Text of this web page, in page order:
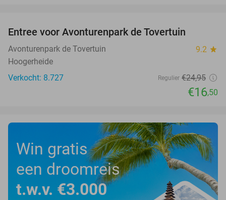
Entree voor Avonturenpark de Tovertuin
Avonturenpark de Tovertuin 9.2 star
Hoogerheide
Verkocht: 8.727
Regulier €24,95
€16,50
Win gratis
een droomreis
t.w.v. €3.000